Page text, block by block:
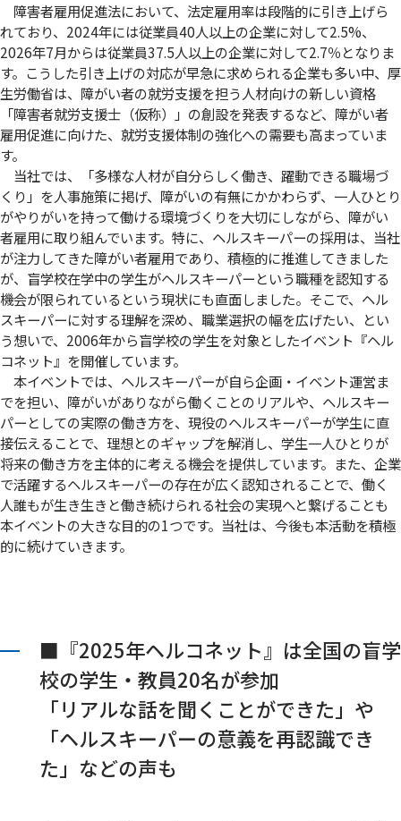
障害者雇用促進法において、法定雇用率は段階的に引き上げら
れており、2024年には従業員40人以上の企業に対して2.5%、
2026年7月からは従業員37.5人以上の企業に対して2.7％となりま
す。こうした引き上げの対応が早急に求められる企業も多い中、厚
生労働省は、障がい者の就労支援を担う人材向けの新しい資格
「障害者就労支援士（仮称）」の創設を発表するなど、障がい者
雇用促進に向けた、就労支援体制の強化への需要も高まっていま
す。
当社では、「多様な人材が自分らしく働き、躍動できる職場づ
くり」を人事施策に掲げ、障がいの有無にかかわらず、一人ひとり
がやりがいを持って働ける環境づくりを大切にしながら、障がい
者雇用に取り組んでいます。特に、ヘルスキーパーの採用は、当社
が注力してきた障がい者雇用であり、積極的に推進してきました
が、盲学校在学中の学生がヘルスキーパーという職種を認知する
機会が限られているという現状にも直面しました。そこで、ヘル
スキーパーに対する理解を深め、職業選択の幅を広げたい、とい
う想いで、2006年から盲学校の学生を対象としたイベント『ヘル
コネット』を開催しています。
本イベントでは、ヘルスキーパーが自ら企画・イベント運営ま
でを担い、障がいがありながら働くことのリアルや、ヘルスキー
パーとしての実際の働き方を、現役のヘルスキーパーが学生に直
接伝えることで、理想とのギャップを解消し、学生一人ひとりが
将来の働き方を主体的に考える機会を提供しています。また、企業
で活躍するヘルスキーパーの存在が広く認知されることで、働く
人誰もが生き生きと働き続けられる社会の実現へと繋げることも
本イベントの大きな目的の1つです。当社は、今後も本活動を積極
的に続けていきます。
■『2025年ヘルコネット』は全国の盲学
校の学生・教員20名が参加
「リアルな話を聞くことができた」や
「ヘルスキーパーの意義を再認識でき
た」などの声も